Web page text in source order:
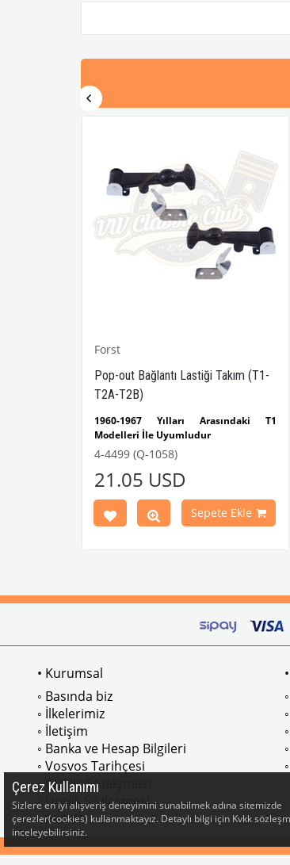
Forst
Pop-out Bağlantı Lastiği Takım (T1-
T2A-T2B)
1960-1967 Yılları Arasındaki T1
Modelleri İle Uyumludur
1968-1979 Yılları Arasındaki T2
Modelleri İle Uyumludur
T2 A ve T2 B Modelleri İle Uyumludur
4-4499 (Q-1058)
21.05 USD
Sepete Ekle
• Kurumsal
◦ Basında biz
◦ İlkelerimiz
◦ İletişim
◦ Banka ve Hesap Bilgileri
◦ Vosvos Tarihçesi
◦ Gizlilik Sözleşmesi
◦ Üyelik Sözleşmesi
• ÜYE OL
Çerez Kullanımı
Sizlere en iyi alışveriş deneyimini sunabilmek adına sitemizde
çerezler(cookies) kullanmaktayız. Detaylı bilgi için Kvkk
inceleyebilirsiniz.